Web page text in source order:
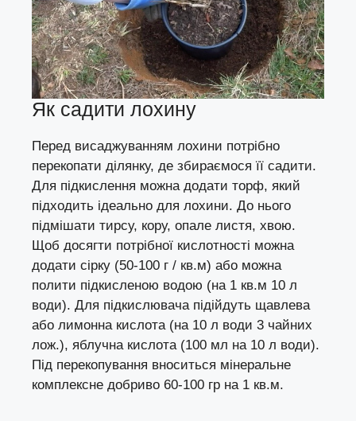
Як садити лохину
Перед висаджуванням лохини потрібно
перекопати ділянку, де збираємося її садити.
Для підкислення можна додати торф, який
підходить ідеально для лохини. До нього
підмішати тирсу, кору, опале листя, хвою.
Щоб досягти потрібної кислотності можна
додати сірку (50-100 г / кв.м) або можна
полити підкисленою водою (на 1 кв.м 10 л
води). Для підкислювача підійдуть щавлева
або лимонна кислота (на 10 л води 3 чайних
лож.), яблучна кислота (100 мл на 10 л води).
Під перекопування вноситься мінеральне
комплексне добриво 60-100 гр на 1 кв.м.